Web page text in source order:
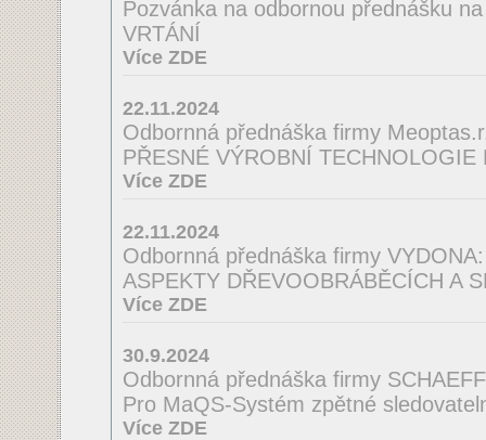
Pozvánka na odbornou přednášku
VRTÁNÍ
Více ZDE
22.11.2024
Odbornná přednáška firmy
PŘESNÉ VÝROBNÍ
Více ZDE
22.11.2024
Odbornná přednáška firmy VYDONA:
ASPEKTY DŘEVOOBRÁBĚCÍCH A
Více ZDE
30.9.2024
Odbornná přednáška firmy
Pro MaQS-Systém zpětné
Více ZDE